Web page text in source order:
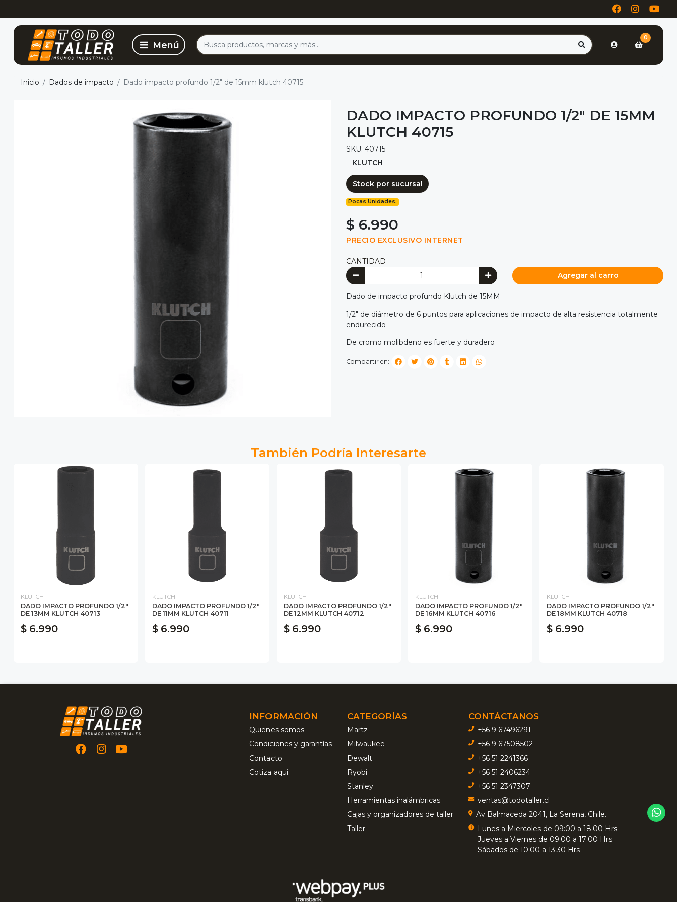
0
Inicio Dados de impacto Dado impacto profundo 1/2" de 15mm klutch 40715
DADO IMPACTO PROFUNDO 1/2" DE 15MM
KLUTCH 40715
SKU: 40715
KLUTCH
Stock por sucursal
Pocas Unidades.
$ 6.990
PRECIO EXCLUSIVO INTERNET
CANTIDAD
Agregar al carro
Dado de impacto profundo Klutch de 15MM
1/2" de diámetro de 6 puntos para aplicaciones de impacto de alta resistencia totalmente
endurecido
De cromo molibdeno es fuerte y duradero
Compartir en:
También Podría Interesarte
KLUTCH
DADO IMPACTO PROFUNDO 1/2"
DE 13MM KLUTCH 40713
$ 6.990
KLUTCH
DADO IMPACTO PROFUNDO 1/2"
DE 11MM KLUTCH 40711
$ 6.990
KLUTCH
DADO IMPACTO PROFUNDO 1/2"
DE 12MM KLUTCH 40712
$ 6.990
KLUTCH
DADO IMPACTO PROFUNDO 1/2"
DE 16MM KLUTCH 40716
$ 6.990
KLUTCH
DADO IMPACTO PROFUNDO 1/2"
DE 18MM KLUTCH 40718
$ 6.990
INFORMACIÓN
Quienes somos
Condiciones y garantías
Contacto
Cotiza aqui
CATEGORÍAS
Martz
Milwaukee
Dewalt
Ryobi
Stanley
Herramientas inalámbricas
Cajas y organizadores de taller
Taller
CONTÁCTANOS
+56 9 67496291
+56 9 67508502
+56 51 2241366
+56 51 2406234
+56 51 2347307
ventas@todotaller.cl
Av Balmaceda 2041, La Serena, Chile.
Lunes a Miercoles de 09:00 a 18:00 Hrs
Jueves a Viernes de 09:00 a 17:00 Hrs
Sábados de 10:00 a 13:30 Hrs